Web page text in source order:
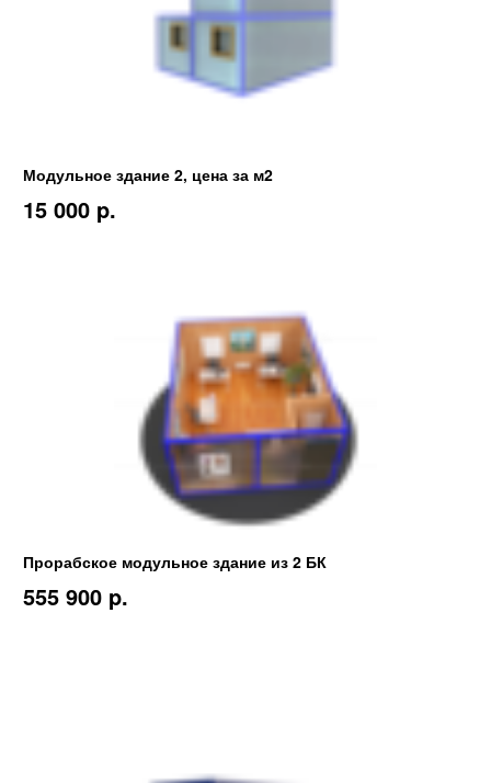
Модульное здание 2, цена за м2
15 000 p.
Прорабское модульное здание из 2 БК
555 900 p.